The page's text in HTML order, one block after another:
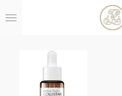
direct
hoofdinhoud